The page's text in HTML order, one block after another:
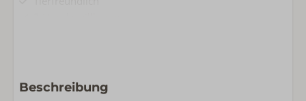
Kostenlose Wlan
Beschreibung